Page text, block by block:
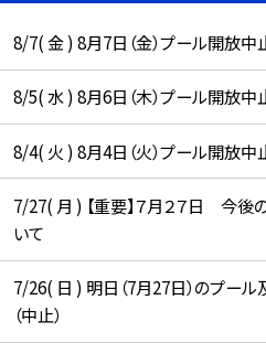
8/7( 金 ) 8月7日（金）プール開放中
8/5( 水 ) 8月6日（木）プール開放中
8/4( 火 ) 8月4日（火）プール開放中
7/27( 月 ) 【重要】７月２７日 今
いて
7/26( 日 ) 明日（7月27日）のプー
（中止）